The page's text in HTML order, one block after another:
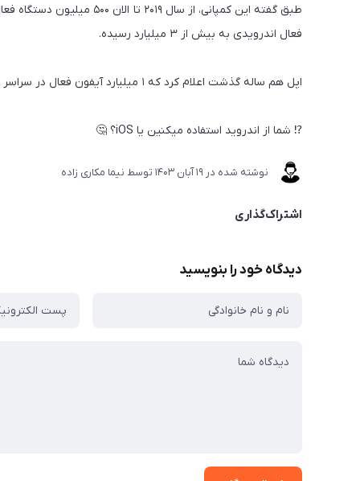
طبق گفته این کمپانی، از
فعال اندرویدی به بیش از ۳ میلیارد رسیده.
اپل هم ساله گذشت اعلام کرد که ۱ میلیارد آیفون فعال در سراسر جهان وجود داره.
⁉️ شما از اندروید استفاده میکنین یا iOS؟ 🤔
نوشته شده در 19 آبان 1403 توسط نیما مکاری زاده
اشتراک‌گذاری
دیدگاه خود را بنویسید